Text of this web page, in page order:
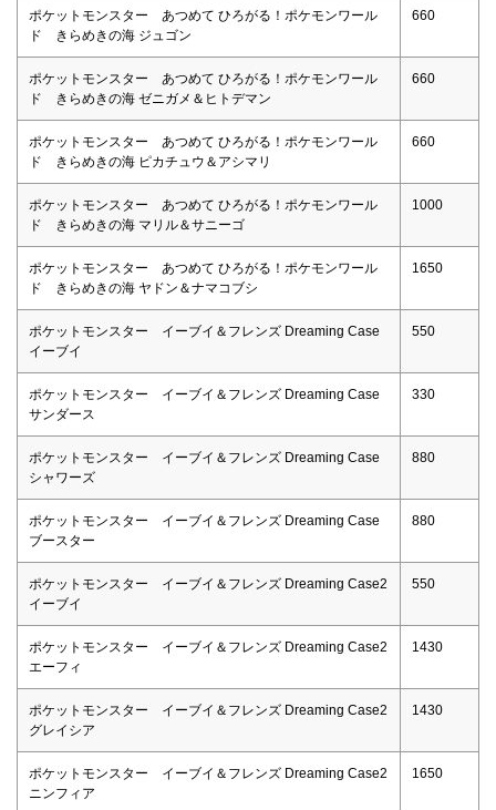
ポケットモンスター あつめて ひろがる！ポケモンワール
ド きらめきの海 ジュゴン
660
ポケットモンスター あつめて ひろがる！ポケモンワール
ド きらめきの海 ゼニガメ＆ヒトデマン
660
ポケットモンスター あつめて ひろがる！ポケモンワール
ド きらめきの海 ピカチュウ＆アシマリ
660
ポケットモンスター あつめて ひろがる！ポケモンワール
ド きらめきの海 マリル＆サニーゴ
1000
ポケットモンスター あつめて ひろがる！ポケモンワール
ド きらめきの海 ヤドン＆ナマコブシ
1650
ポケットモンスター イーブイ＆フレンズ Dreaming Case
イーブイ
550
ポケットモンスター イーブイ＆フレンズ Dreaming Case
サンダース
330
ポケットモンスター イーブイ＆フレンズ Dreaming Case
シャワーズ
880
ポケットモンスター イーブイ＆フレンズ Dreaming Case
ブースター
880
ポケットモンスター イーブイ＆フレンズ Dreaming Case2
イーブイ
550
ポケットモンスター イーブイ＆フレンズ Dreaming Case2
エーフィ
1430
ポケットモンスター イーブイ＆フレンズ Dreaming Case2
グレイシア
1430
ポケットモンスター イーブイ＆フレンズ Dreaming Case2
ニンフィア
1650